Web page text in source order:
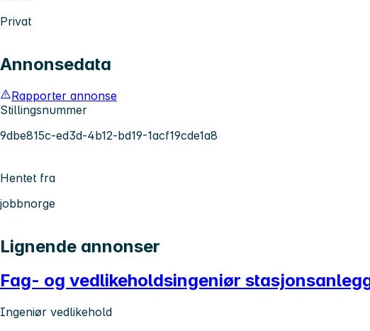
Privat
Annonsedata
Rapporter annonse
Stillingsnummer
9dbe815c-ed3d-4b12-bd19-1acf19cde1a8
Hentet fra
jobbnorge
Lignende annonser
Fag- og vedlikeholdsingeniør
Ingeniør vedlikehold